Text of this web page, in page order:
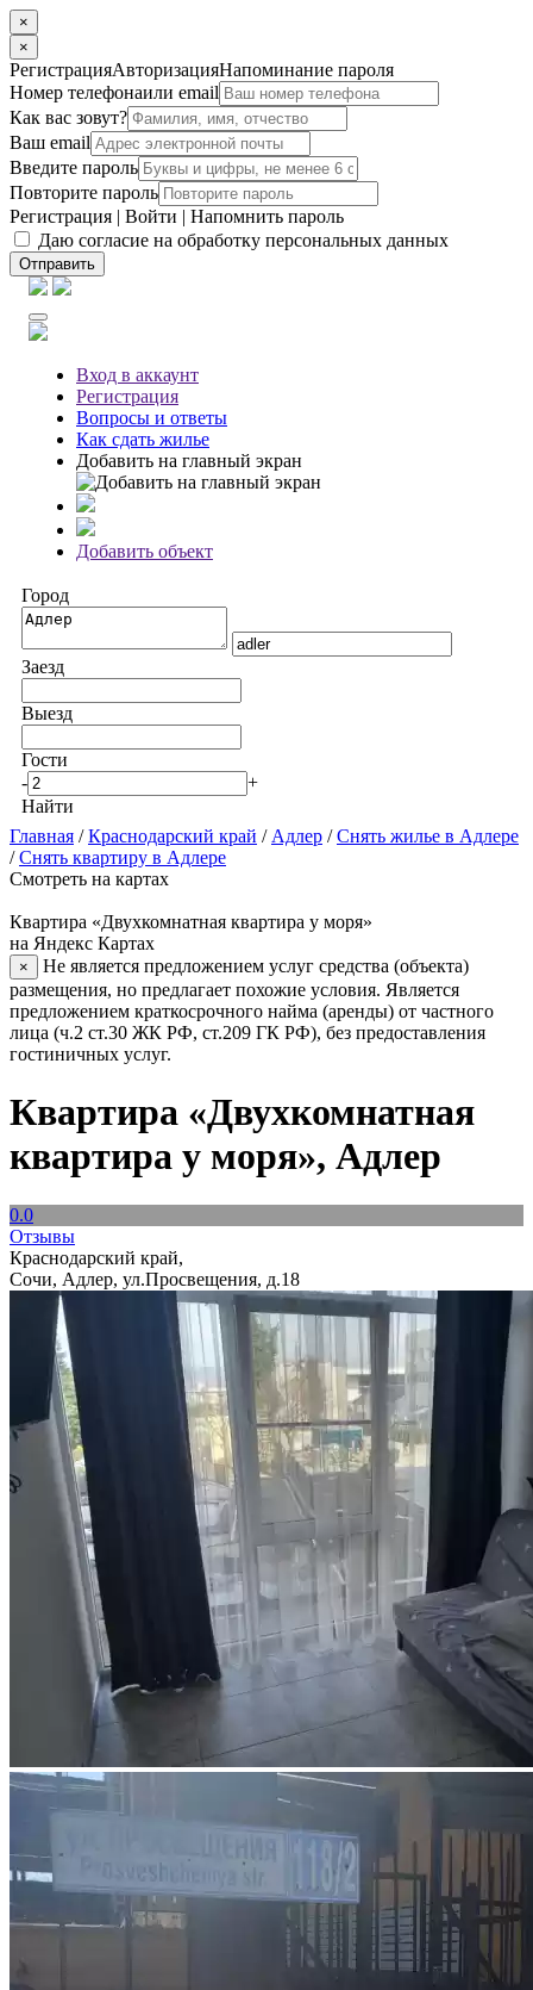
×
×
РегистрацияАвторизацияНапоминание пароля
Номер телефонаили email
Как вас зовут?
Ваш email
Введите пароль
Повторите пароль
Регистрация | Войти | Напомнить пароль
Даю согласие на обработку персональных данных
Отправить
Вход в аккаунт
Регистрация
Вопросы и ответы
Как сдать жилье
Добавить на главный экран
Добавить объект
Город
Заезд
Выезд
Гости
-
+
Найти
Главная /Краснодарский край / Адлер /Снять жилье в Адлере
/Снять квартиру в Адлере
Смотреть на картах
Квартира «Двухкомнатная квартира у моря»
на Яндекс Картах
×
Не является предложением услуг средства (объекта)
размещения, но предлагает похожие условия. Является
предложением краткосрочного найма (аренды) от частного
лица (ч.2 ст.30 ЖК РФ, ст.209 ГК РФ), без предоставления
гостиничных услуг.
Квартира «Двухкомнатная
квартира у моря», Адлер
0.0
Отзывы
Краснодарский край,
Сочи, Адлер, ул.Просвещения, д.18